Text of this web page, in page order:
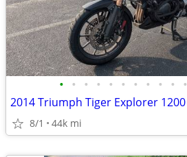
• • • • • • • • • • •
2014 Triumph Tiger Explorer 1200
8/1 44k mi